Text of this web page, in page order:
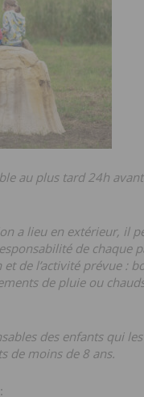
au plus tard 24h
a lieu en extérieur, il
de chaque
de l’activité prévue :
de pluie ou
des enfants qui
de moins de 8 ans.